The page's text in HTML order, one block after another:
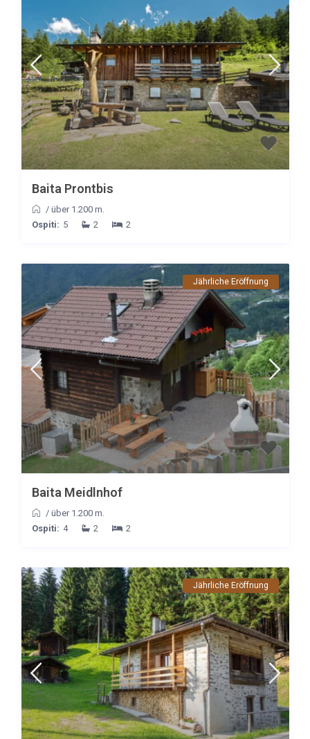
Baita Prontbis
/ über 1.200 m.
Ospiti: 5 2 2
Jährliche Eröffnung
Baita Meidlnhof
/ über 1.200 m.
Ospiti: 4 2 2
Jährliche Eröffnung